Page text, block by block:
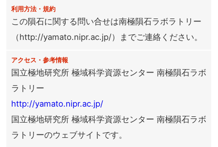
利用方法・規約
この隕石に関する問い合せは南極隕石ラボラトリー
（http://yamato.nipr.ac.jp/）までご連絡ください。
アクセス・参考情報
国立極地研究所 極域科学資源センター 南極隕石ラボ
ラトリー
http://yamato.nipr.ac.jp/
国立極地研究所 極域科学資源センター 南極隕石ラボ
ラトリーのウェブサイトです。